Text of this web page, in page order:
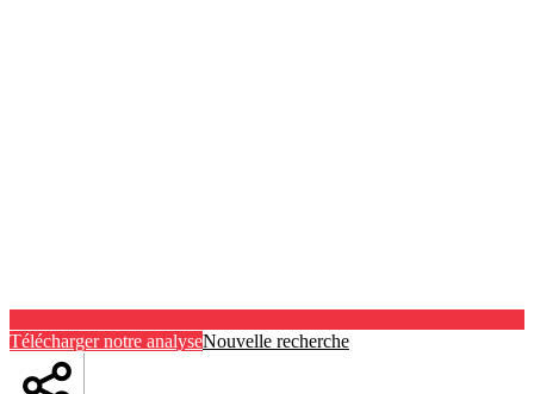
Télécharger notre analyseNouvelle recherche